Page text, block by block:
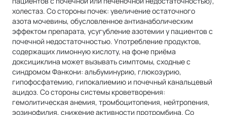
холестаз. Со стороны почек: увеличение остаточного
азота мочевины, обусловленное антианаболическим
эффектом препарата, усугубление азотемии у пациентов с
почечной недостаточностью. Употребление продуктов,
содержащих лимонную кислоту, на фоне приёма
доксициклина может вызывать симптомы, сходные с
синдромом Фанкони: альбуминурию, глюкозурию,
гипофосфатемию, гипокалиемию и почечный канальцевый
ацидоз. Со стороны системы кроветворения:
гемолитическая анемия, тромбоцитопения, нейтропения,
эозинофилия, снижение активности протромбина. Со